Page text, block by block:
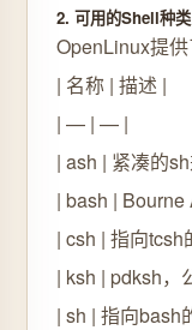
2. 可用的Shell种类
OpenLinux提
| 名称 | 描述 |
| — | — |
| ash | 紧凑的
| bash |
| csh | 指向tcsh
| ksh | pdksh，
| sh | 指向bash